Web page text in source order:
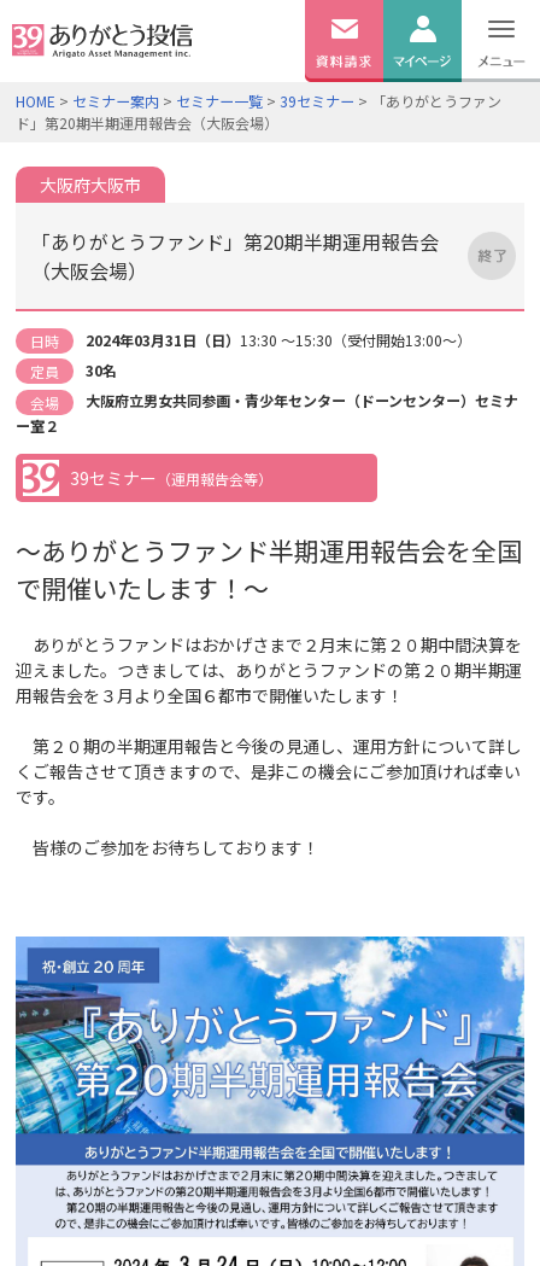
無料
資料
ログイン
HOME > セミナー案内 > セミナー一覧 >39セミナー > 「ありがとうファン
ド」第20期半期運用報告会（大阪会場）
大阪府大阪市
「ありがとうファンド」第20期半期運用報告会
（大阪会場）
日時 2024年03月31日（日） 13:30 ～15:30（受付開始13:00～）
定員
30名
会場
大阪府立男女共同参画・青少年センター（ドーンセンター）セミナ
ー室２
39セミナー （運用報告会等）
～ありがとうファンド半期運用報告会を全国
で開催いたします！ ～
ありがとうファンドはおかげさまで２月末に第２０期中間決算を
迎えました。つきましては、ありがとうファンドの第２０期半期運
用報告会を３月より全国６都市で開催いたします！
第２０期の半期運用報告と今後の見通し、運用方針について詳し
くご報告させて頂きますので、是非この機会にご参加頂ければ幸い
です。
皆様のご参加をお待ちしております！